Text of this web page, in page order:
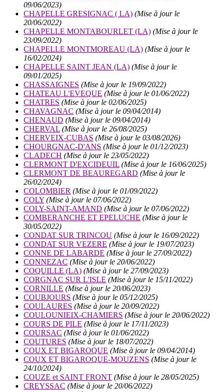
09/06/2023)
CHAPELLE GRESIGNAC ( LA) (Mise à jour le
20/06/2022)
CHAPELLE MONTABOURLET (LA) (Mise à jour le
23/09/2022)
CHAPELLE MONTMOREAU (LA) (Mise à jour le
16/02/2024)
CHAPELLE SAINT JEAN (LA) (Mise à jour le
09/01/2025)
CHASSAIGNES (Mise à jour le 19/09/2022)
CHATEAU L'EVEQUE (Mise à jour le 01/06/2022)
CHATRES (Mise à jour le 02/06/2025)
CHAVAGNAC (Mise à jour le 09/04/2014)
CHENAUD (Mise à jour le 09/04/2014)
CHERVAL (Mise à jour le 26/08/2025)
CHERVEIX-CUBAS (Mise à jour le 03/08/2026)
CHOURGNAC-D'ANS (Mise à jour le 01/12/2023)
CLADECH (Mise à jour le 23/05/2022)
CLERMONT D'EXCIDEUIL (Mise à jour le 16/06/2025)
CLERMONT DE BEAUREGARD (Mise à jour le
26/02/2024)
COLOMBIER (Mise à jour le 01/09/2022)
COLY (Mise à jour le 07/06/2022)
COLY-SAINT-AMAND (Mise à jour le 07/06/2022)
COMBERANCHE ET EPELUCHE (Mise à jour le
30/05/2022)
CONDAT SUR TRINCOU (Mise à jour le 16/09/2022)
CONDAT SUR VEZERE (Mise à jour le 19/07/2023)
CONNE DE LABARDE (Mise à jour le 27/09/2022)
CONNEZAC (Mise à jour le 20/06/2022)
COQUILLE (LA) (Mise à jour le 27/09/2023)
CORGNAC SUR L'ISLE (Mise à jour le 15/11/2022)
CORNILLE (Mise à jour le 20/06/2023)
COUBJOURS (Mise à jour le 05/12/2025)
COULAURES (Mise à jour le 20/09/2022)
COULOUNIEIX-CHAMIERS (Mise à jour le 20/06/2022)
COURS DE PILE (Mise à jour le 17/11/2023)
COURSAC (Mise à jour le 01/06/2022)
COUTURES (Mise à jour le 18/07/2022)
COUX ET BIGAROQUE (Mise à jour le 09/04/2014)
COUX ET BIGAROQUE-MOUZENS (Mise à jour le
24/10/2024)
COUZE et SAINT FRONT (Mise à jour le 28/05/2025)
CREYSSAC (Mise à jour le 20/06/2022)